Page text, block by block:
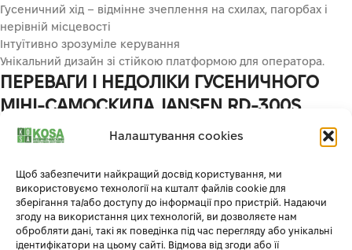
Налаштування cookies
Щоб забезпечити найкращий досвід користування, ми
використовуємо технології на кшталт файлів cookie для
зберігання та/або доступу до інформації про пристрій. Надаючи
згоду на використання цих технологій, ви дозволяєте нам
обробляти дані, такі як поведінка під час перегляду або унікальні
ідентифікатори на цьому сайті. Відмова від згоди або її
Гусеничний хід – відмінне зчеплення на схилах, пагорбах і
нерівній місцевості
Інтуїтивно зрозуміле керування
Унікальний дизайн зі стійкою платформою для оператора.
ПЕРЕВАГИ І НЕДОЛІКИ ГУСЕНИЧНОГО
МІНІ-САМОСКИДА JANSEN RD-300S
Розглянемо основні плюси і мінуси цього обладнання.
Плюси
Маневреність